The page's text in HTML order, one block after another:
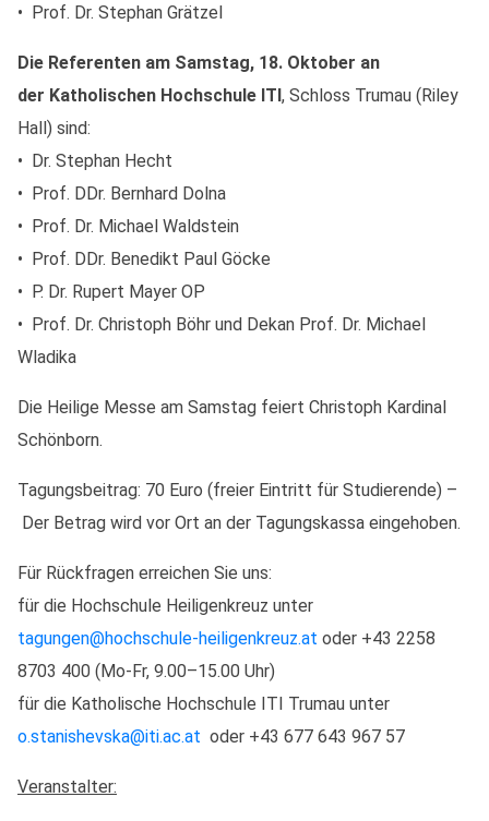
• Prof. Dr. Stephan Grätzel
Die Referenten am Samstag, 18. Oktober an
der Katholischen Hochschule ITI, Schloss Trumau (Riley
Hall) sind:
• Dr. Stephan Hecht
• Prof. DDr. Bernhard Dolna
• Prof. Dr. Michael Waldstein
• Prof. DDr. Benedikt Paul Göcke
• P. Dr. Rupert Mayer OP
• Prof. Dr. Christoph Böhr und Dekan Prof. Dr. Michael
Wladika
Die Heilige Messe am Samstag feiert Christoph Kardinal
Schönborn.
Tagungsbeitrag: 70 Euro (freier Eintritt für Studierende) –
Der Betrag wird vor Ort an der Tagungskassa eingehoben.
Für Rückfragen erreichen Sie uns:
für die Hochschule Heiligenkreuz unter
tagungen@hochschule-heiligenkreuz.at oder +43 2258
8703 400 (Mo-Fr, 9.00–15.00 Uhr)
für die Katholische Hochschule ITI Trumau unter
o.stanishevska@iti.ac.at oder +43 677 643 967 57
Veranstalter: